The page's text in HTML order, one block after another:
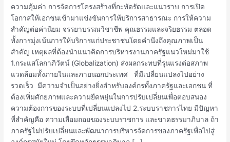
ความคุ้มค่า การจัดการโครงสร้างที่กะทัดรัดและแนวราบ การเปิด
โอกาสให้เอกชนเข้ามาแข่งขันการให้บริการสาธารณะ การให้ความ
สำคัญต่อค่านิยม จรรยาบรรณวิชาชีพ คุณธรรมและจริยธรรม ตลอด
ทั้งการมุ่งเน้นการให้บริการแก่ประชาชนโดยคำนึงถึงคุณภาพเป็น
สำคัญ เหตุผลที่ต้องนำแนวคิดการบริหารงานภาครัฐแนวใหม่มาใช้
1.กระแสโลกาภิวัตน์ (Globalization) ส่งผลกระทบที่รุนแรงต่อสภาพ
แวดล้อมทั้งภายในและภายนอกประเทศ ที่มีเปลี่ยนแปลงไปอย่าง
รวดเร็ว มีความจำเป็นอย่างยิ่งสำหรับองค์กรทั้งภาครัฐและเอกชน ที่
ต้องเพิ่มศักยภาพและความยืดหยุ่นในการปรับเปลี่ยนเพื่อตอบสนอง
ความต้องการของระบบที่เปลี่ยนแปลงไป 2.ระบบราชการไทย มีปัญหา
ที่สำคัญคือ ความเสื่อมถอยของระบบราชการ และขาดธรรมาภิบาล ถ้า
ภาครัฐไม่ปรับเปลี่ยนและพัฒนาการบริหารจัดการของภาครัฐเพื่อไปสู่